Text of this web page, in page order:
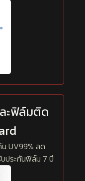
ะฟิล์มติด
UV99% ลด
ประกันฟิล์ม 7 ปี